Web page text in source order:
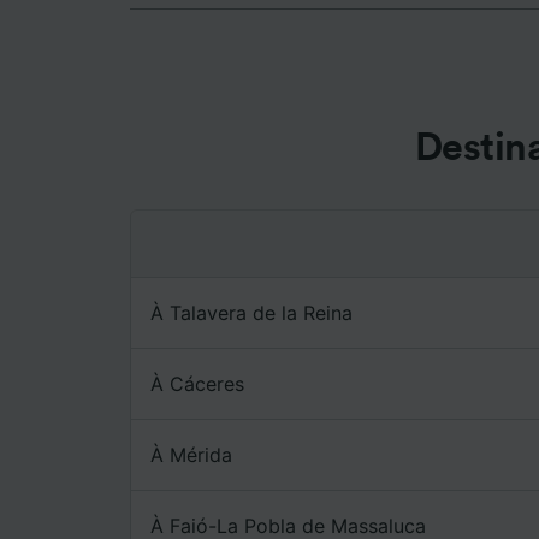
À Talavera de la Reina
À Cáceres
À Mérida
À Faió-La Pobla de Massaluca